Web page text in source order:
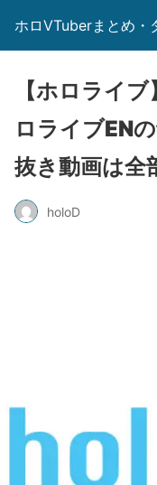
ホロVTuberまとめ・
【ホロライ
ロライブEN
抜き動画は全
holoD